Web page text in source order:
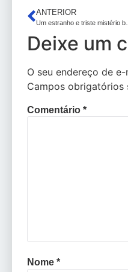
ANTERIOR
Deixe um
O seu endereço de
Campos obrigatórios
Comentário *
Nome *